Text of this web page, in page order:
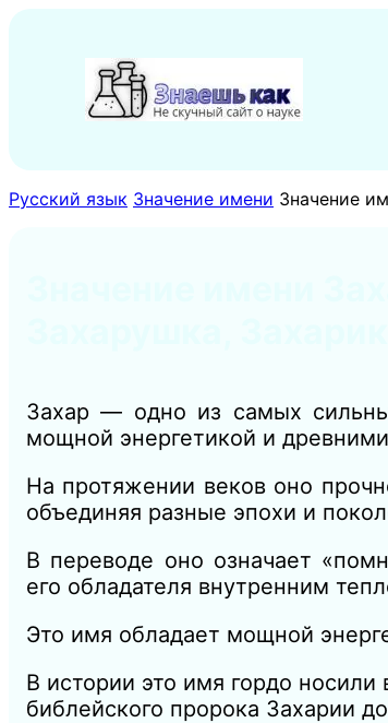
содержимому
Русский язык Значение имени Значение
Захар — одно из самых
мощной энергетикой и
На протяжении веков оно
объединяя разные эпохи и
В переводе оно означает
его обладателя внутренним
Это имя обладает мощной
В истории это имя гордо
библейского пророка Захарии